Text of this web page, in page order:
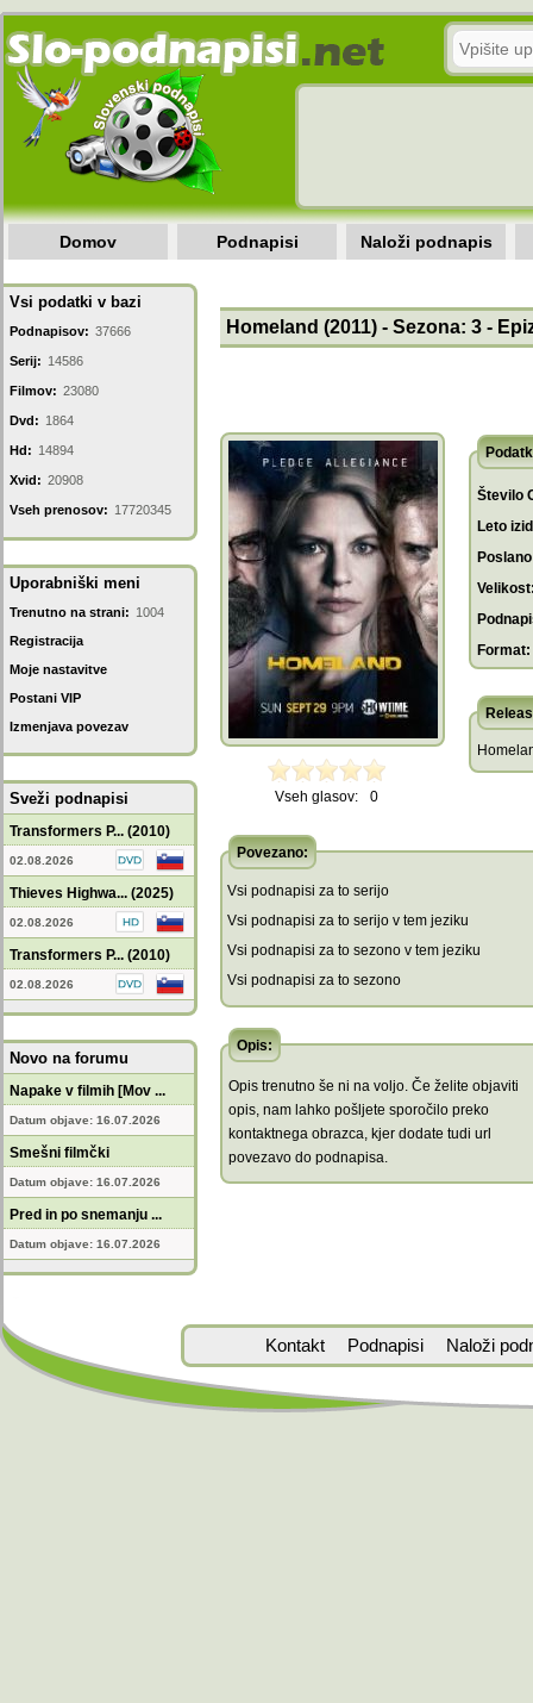
Domov Podnapisi Naloži podnapis
Vsi podatki v bazi
Podnapisov: 37666
Serij: 14586
Filmov: 23080
Dvd: 1864
Hd: 14894
Xvid: 20908
Vseh prenosov: 17720345
Uporabniški meni
Trenutno na strani: 1004
Registracija
Moje nastavitve
Postani VIP
Izmenjava povezav
Sveži podnapisi
Transformers P... (2010)
02.08.2026
Thieves Highwa... (2025)
02.08.2026
Transformers P... (2010)
02.08.2026
Novo na forumu
Napake v filmih [Mov ...
Datum objave: 16.07.2026
Smešni filmčki
Datum objave: 16.07.2026
Pred in po snemanju ...
Datum objave: 16.07.2026
Homeland (2011) - Sezona: 3 -
Vseh glasov: 0
Število
Leto
Format:
Povezano:
Vsi podnapisi za to serijo
Vsi podnapisi za to serijo v tem jeziku
Vsi podnapisi za to sezono v tem jeziku
Vsi podnapisi za to sezono
Opis:
Opis trenutno še ni na voljo. Če želite objaviti
opis, nam lahko pošljete sporočilo preko
kontaktnega obrazca, kjer dodate tudi url
povezavo do podnapisa.
Kontakt Podnapisi Naloži